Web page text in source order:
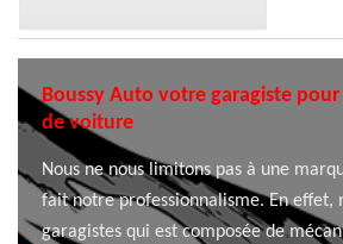
Boussy Auto votre garagiste
de voiture
Nous ne nous limitons pas à une
fait notre professionnalisme. En effet,
garagistes qui est composée de